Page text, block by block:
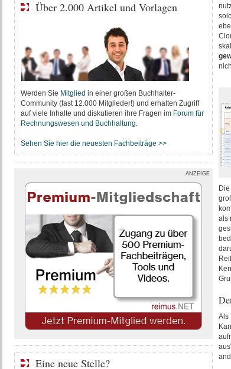
als
Als
Über 2.000 Artikel und Vorlagen
Werden Sie Mitglied in einer großen Buchhalter-
Community (fast 12.000 Mitglieder!) und erhalten Zugriff
auf viele Inhalte und diskutieren ihre Fragen im Forum für
Rechnungswesen und Buchhaltung.
Sehen Sie hier die neuesten Fachbeiträge >>
ANZEIGE
Eine neue Stelle?